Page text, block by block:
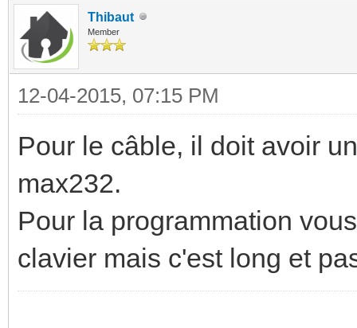
Thibaut
Member
12-04-2015, 07:15 PM
Pour le câble, il doit avoir
max232.
Pour la programmation
clavier mais c'est long et